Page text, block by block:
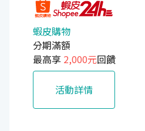
蝦皮購物
分期滿額
最高享 2,000元回饋
活動詳情